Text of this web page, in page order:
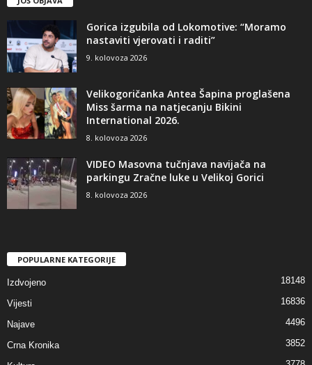
Gorica izgubila od Lokomotive: “Moramo
nastaviti vjerovati i raditi”
9. kolovoza 2026
Velikogoričanka Antea Šapina proglašena
Miss šarma na natjecanju Bikini
International 2026.
8. kolovoza 2026
VIDEO Masovna tučnjava navijača na
parkingu Zračne luke u Velikoj Gorici
8. kolovoza 2026
POPULARNE KATEGORIJE
Izdvojeno 18148
Vijesti 16836
Najave 4496
Crna Kronika 3852